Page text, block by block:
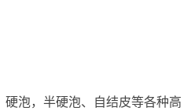
硬泡，半硬泡、自结皮等各种高